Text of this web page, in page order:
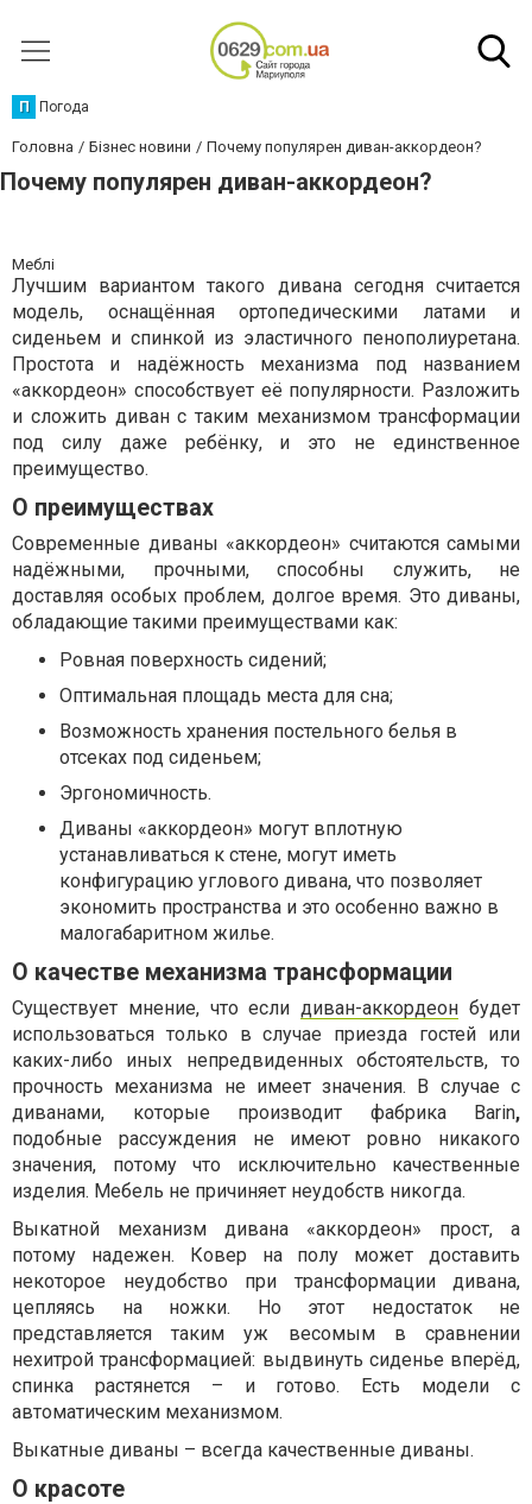
П Погода
Головна Бізнес новини Почему популярен диван-аккордеон?
Почему популярен диван-аккордеон?
Меблі
Лучшим вариантом такого дивана сегодня считается
модель, оснащённая ортопедическими латами и
сиденьем и спинкой из эластичного пенополиуретана.
Простота и надёжность механизма под названием
«аккордеон» способствует её популярности. Разложить
и сложить диван с таким механизмом трансформации
под силу даже ребёнку, и это не единственное
преимущество.
О преимуществах
Современные диваны «аккордеон» считаются самыми
надёжными, прочными, способны служить, не
доставляя особых проблем, долгое время. Это диваны,
обладающие такими преимуществами как:
Ровная поверхность сидений;
Оптимальная площадь места для сна;
Возможность хранения постельного белья в
отсеках под сиденьем;
Эргономичность.
Диваны «аккордеон» могут вплотную
устанавливаться к стене, могут иметь
конфигурацию углового дивана, что позволяет
экономить пространства и это особенно важно в
малогабаритном жилье.
О качестве механизма трансформации
Существует мнение, что еслидиван-аккордеон будет
использоваться только в случае приезда гостей или
каких-либо иных непредвиденных обстоятельств, то
прочность механизма не имеет значения. В случае с
диванами, которые производит фабрика Barin,
подобные рассуждения не имеют ровно никакого
значения, потому что исключительно качественные
изделия. Мебель не причиняет неудобств никогда.
Выкатной механизм дивана «аккордеон» прост, а
потому надежен. Ковер на полу может доставить
некоторое неудобство при трансформации дивана,
цепляясь на ножки. Но этот недостаток не
представляется таким уж весомым в сравнении
нехитрой трансформацией: выдвинуть сиденье вперёд,
спинка растянется – и готово. Есть модели с
автоматическим механизмом.
Выкатные диваны – всегда качественные диваны.
О красоте